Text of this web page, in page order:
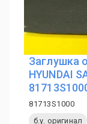
Заглушка
HYUNDAI
81713S1000
б.у. оригинал